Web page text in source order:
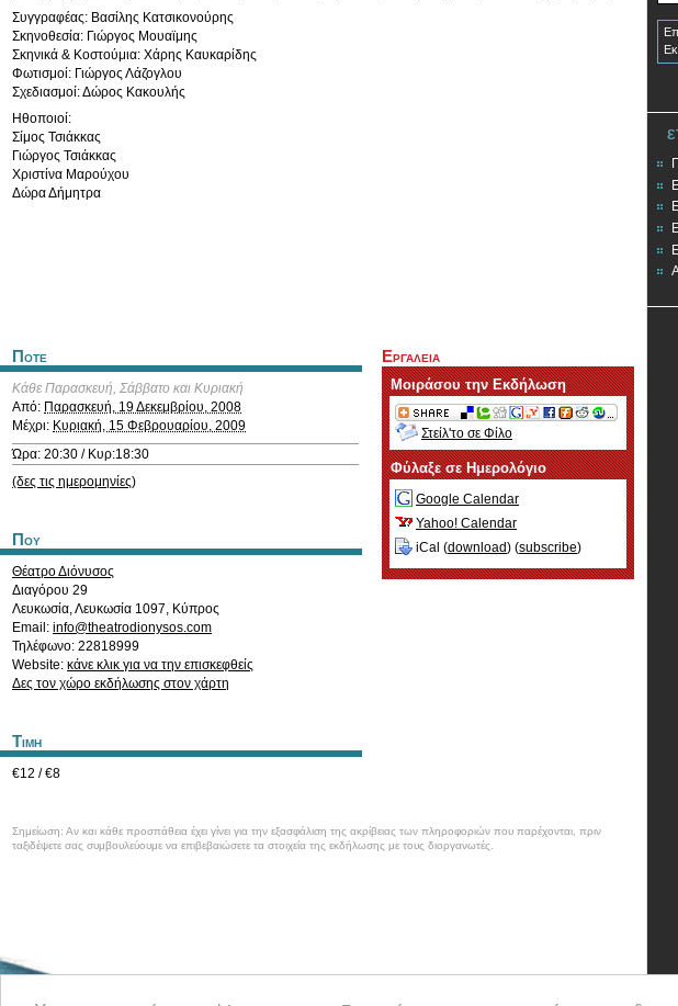
Συγγραφέας: Βασίλης Κατσικονούρης
Σκηνοθεσία: Γιώργος Μουαϊμης
Σκηνικά & Κοστούμια: Χάρης Καυκαρίδης
Φωτισμοί: Γιώργος Λάζογλου
Σχεδιασμοί: Δώρος Κακουλής
Ηθοποιοί:
Σίμος Τσιάκκας
Γιώργος Τσιάκκας
Χριστίνα Μαρούχου
Δώρα Δήμητρα
Ποτε
Κάθε Παρασκευή, Σάββατο και Κυριακή
Από: Παρασκευή, 19 Δεκεμβρίου, 2008
Μέχρι: Κυριακή, 15 Φεβρουαρίου, 2009
Ώρα: 20:30 / Κυρ:18:30
(δες τις ημερομηνίες)
Που
Θέατρο Διόνυσος
Διαγόρου 29
Λευκωσία,Λευκωσία 1097, Κύπρος
Email: info@theatrodionysos.com
Τηλέφωνο: 22818999
Website: κάνε κλικ για να την επισκεφθείς
Δες τον χώρο εκδήλωσης στον χάρτη
Τιμη
€12 / €8
Εργαλεια
Μοιράσου την Εκδήλωση
Στείλ'το σε Φίλο
Φύλαξε σε Ημερολόγιο
Google Calendar
Yahoo! Calendar
iCal (download) (subscribe)
Σημείωση: Αν και κάθε προσπάθεια έχει γίνει για την εξασφάλιση της ακρίβειας των πληροφοριών που παρέχονται, πριν
ταξιδέψετε σας συμβουλεύουμε να επιβεβαιώσετε τα στοιχεία της εκδήλωσης με τους διοργανωτές.